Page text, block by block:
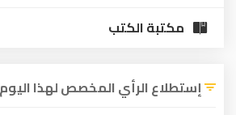
مكتبة الكتب
إستطلاع الرأي المخصص لهذا